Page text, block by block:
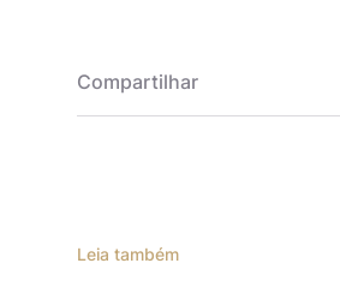
Compartilhar
Leia também